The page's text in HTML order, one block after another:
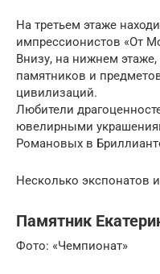
На третьем этаже
импрессионистов «От
Внизу, на нижнем этаже,
памятников и
цивилизаций.
Любители
ювелирными
Романовых в
Несколько экспонатов
Памятник
Фото: «Чемпионат»